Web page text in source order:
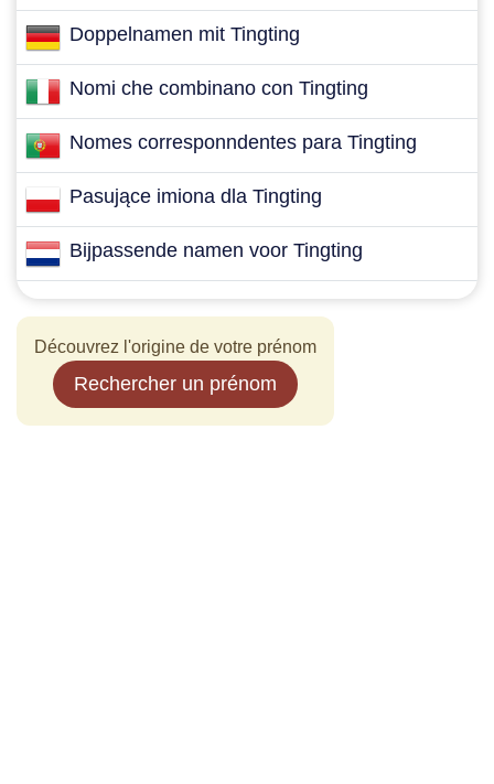
Doppelnamen mit Tingting
Nomi che combinano con Tingting
Nomes corresponndentes para Tingting
Pasujące imiona dla Tingting
Bijpassende namen voor Tingting
Découvrez l'origine de votre prénom
Rechercher un prénom